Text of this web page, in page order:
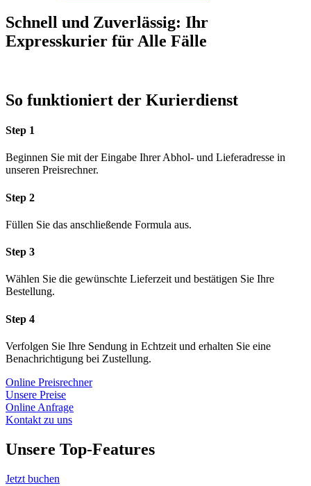
Schnell und Zuverlässig: Ihr
Expresskurier für Alle Fälle
So funktioniert der Kurierdienst
Step 1
Beginnen Sie mit der Eingabe Ihrer Abhol- und Lieferadresse in
unseren Preisrechner.
Step 2
Füllen Sie das anschließende Formula aus.
Step 3
Wählen Sie die gewünschte Lieferzeit und bestätigen Sie Ihre
Bestellung.
Step 4
Verfolgen Sie Ihre Sendung in Echtzeit und erhalten Sie eine
Benachrichtigung bei Zustellung.
Online Preisrechner
Unsere Preise
Online Anfrage
Kontakt zu uns
Unsere Top-Features
Jetzt buchen